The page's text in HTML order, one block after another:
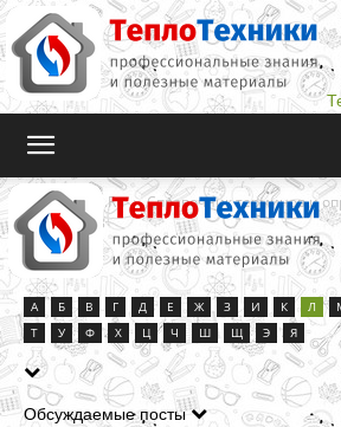
Teplotehniki.Ru Справочник терминов и
Страница 3
Л
А Б В Г Д Е Ж З И К Л
Т
У Ф Х Ц Ч Ш Щ Э Я
Обсуждаемые посты